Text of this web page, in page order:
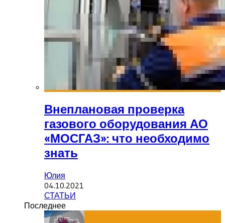
Внеплановая проверка
газового оборудования АО
«МОСГАЗ»: что необходимо
знать
Юлия
04.10.2021
СТАТЬИ
Последнее